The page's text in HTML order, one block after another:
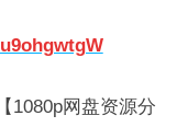
1080p网盘资源分